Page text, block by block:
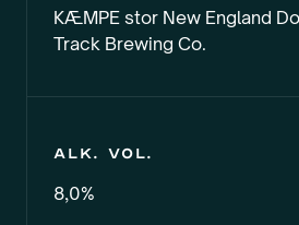
KÆMPE stor New England
Track Brewing Co.
Alk. vol.
8,0%